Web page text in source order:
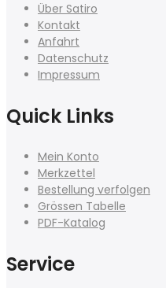
Über Satiro
Kontakt
Anfahrt
Datenschutz
Impressum
Quick Links
Mein Konto
Merkzettel
Bestellung verfolgen
Grössen Tabelle
PDF-Katalog
Service